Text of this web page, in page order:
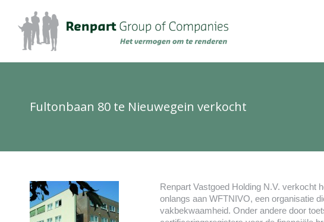
Fultonbaan 80 te Nieuwegein verkocht
Renpart Vastgoed Holding N.V. verkocht
onlangs aan WFTNIVO, een organisatie
vakbekwaamheid. Onder andere door